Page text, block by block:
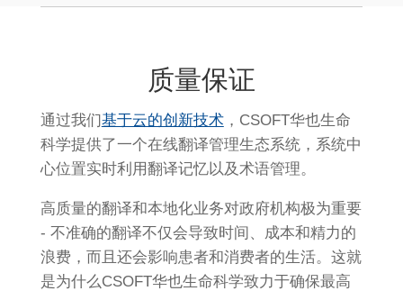
质量保证
通过我们基于云的创新技术，CSOFT华也生命
科学提供了一个在线翻译管理生态系统，系统中
心位置实时利用翻译记忆以及术语管理。
高质量的翻译和本地化业务对政府机构极为重要
- 不准确的翻译不仅会导致时间、成本和精力的
浪费，而且还会影响患者和消费者的生活。这就
是为什么CSOFT华也生命科学致力于确保最高